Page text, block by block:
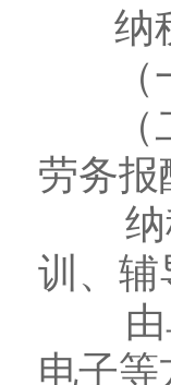
纳税
（一
（二
劳务
纳税
训、
由单
电子